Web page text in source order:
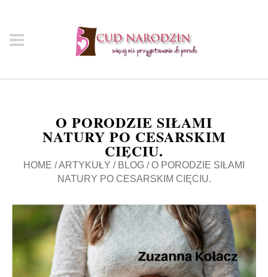
O PORODZIE SIŁAMI
NATURY PO CESARSKIM
CIĘCIU.
HOME /ARTYKUŁY / BLOG / O PORODZIE SIŁAMI
NATURY PO CESARSKIM CIĘCIU.